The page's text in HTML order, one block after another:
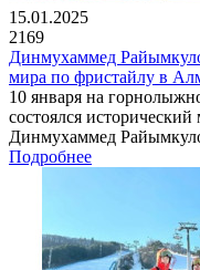
15.01.2025
2169
Динмухаммед
мира по фристайлу в
10 января на
состоялся
Динмухаммед
Подробнее